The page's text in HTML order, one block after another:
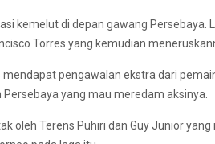
kemelut di depan gawang Persebaya.
Torres yang kemudian
pengawalan ekstra dari
yang mau meredam aksinya.
oleh Terens Puhiri dan Guy Junior